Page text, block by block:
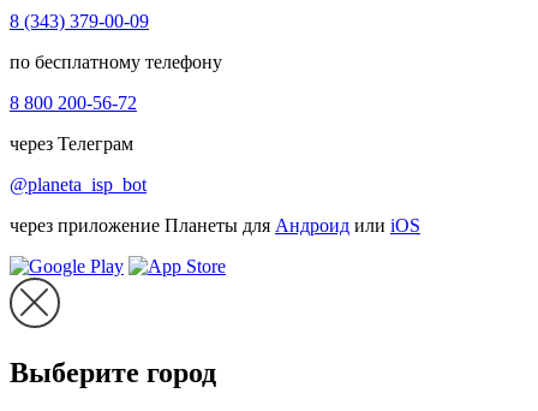
8 (343) 379-00-09
по бесплатному телефону
8 800 200-56-72
через Телеграм
@planeta_isp_bot
через приложение Планеты для Андроид или iOS
Выберите город